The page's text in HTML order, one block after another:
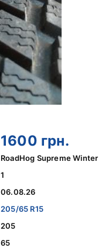
1600 грн.
RoadHog Supreme Winter
1
06.08.26
205/65 R15
205
65